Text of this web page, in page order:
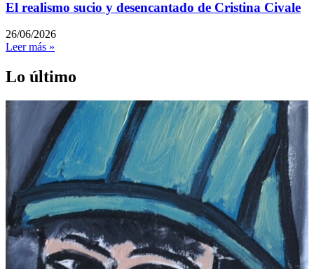
El realismo sucio y desencantado de Cristina Civale
26/06/2026
Leer más »
Lo último